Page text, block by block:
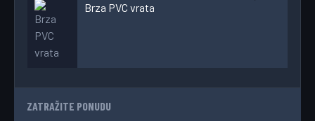
Brza PVC vrata
ZATRAŽITE PONUDU